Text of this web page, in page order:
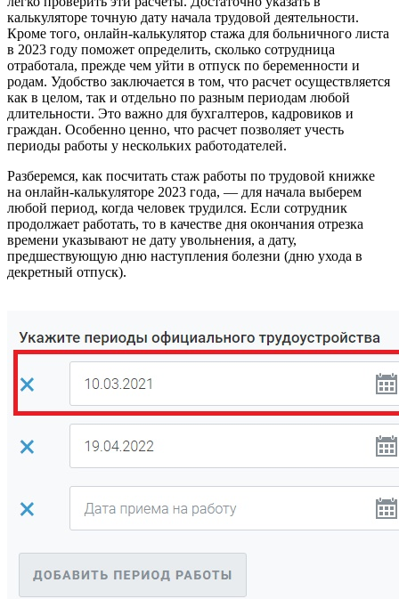
калькуляторе точную дату начала трудовой деятельности.
Кроме того, онлайн-калькулятор стажа для больничного листа
в 2023 году поможет определить, сколько сотрудница
отработала, прежде чем уйти в отпуск по беременности и
родам. Удобство заключается в том, что расчет осуществляется
как в целом, так и отдельно по разным периодам любой
длительности. Это важно для бухгалтеров, кадровиков и
граждан. Особенно ценно, что расчет позволяет учесть
периоды работы у нескольких работодателей.
Разберемся, как посчитать стаж работы по трудовой книжке
на онлайн-калькуляторе 2023 года, — для начала выберем
любой период, когда человек трудился. Если сотрудник
продолжает работать, то в качестве дня окончания отрезка
времени указывают не дату увольнения, а дату,
предшествующую дню наступления болезни (дню ухода в
декретный отпуск).